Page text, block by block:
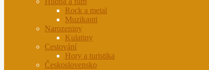
Rock a metal
Muzikanti
Narozeniny
Kulatiny
Cestování
Hory a turistika
Československo